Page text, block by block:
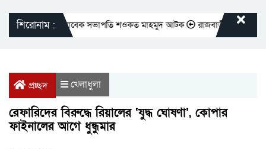
শিরোনাম :
প্রেসক্লাবের সাবেক সভাপতি শওকত মাহমুদ আটক রাজবাড়ীতে বীর
প্রচ্ছদ খেলাধুলা
রেফারিদের বিরুদ্ধে রিয়ালের ‘যুদ্ধ ঘোষণা’, কোপার
ফাইনালের আগে ধুন্ধুমার